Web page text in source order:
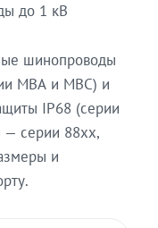
до 1 кВ
шинопроводы
МВА и МВС) и
IP68 (серии
серии 88xx,
и